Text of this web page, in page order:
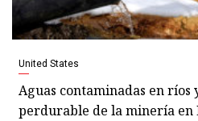
United States
Aguas contaminadas en ríos
perdurable de la minería en